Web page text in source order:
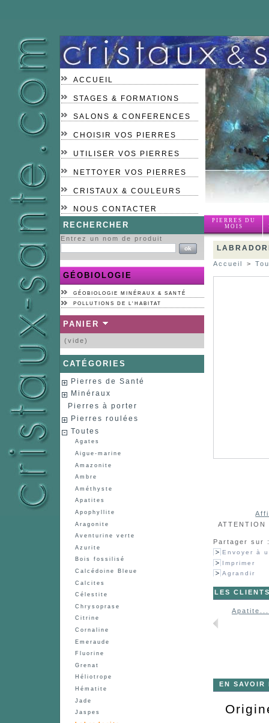
ACCUEIL
STAGES & FORMATIONS
SALONS & CONFERENCES
CHOISIR VOS PIERRES
UTILISER VOS PIERRES
NETTOYER VOS PIERRES
CRISTAUX & COULEURS
NOUS CONTACTER
PIERRES DU
MOIS
RECHERCHER
Entrez un nom de produit
GÉOBIOLOGIE
GÉOBIOLOGIE MINÉRAUX & SANTÉ
POLLUTIONS DE L'HABITAT
PANIER
(vide)
CATÉGORIES
Pierres de Santé
Minéraux
Pierres à porter
Pierres roulées
Toutes
Agates
Aigue-marine
Amazonite
Ambre
Améthyste
Apatites
Apophyllite
Aragonite
Aventurine verte
Azurite
Bois fossilisé
Calcédoine Bleue
Calcites
Célestite
Chrysoprase
Citrine
Cornaline
Emeraude
Fluorine
Grenat
Héliotrope
Hématite
Jade
Jaspes
Accueil >
Partager sur
Envoyer à
Imprimer
Agrandir
LES
Apatite...
EN SAVOIR